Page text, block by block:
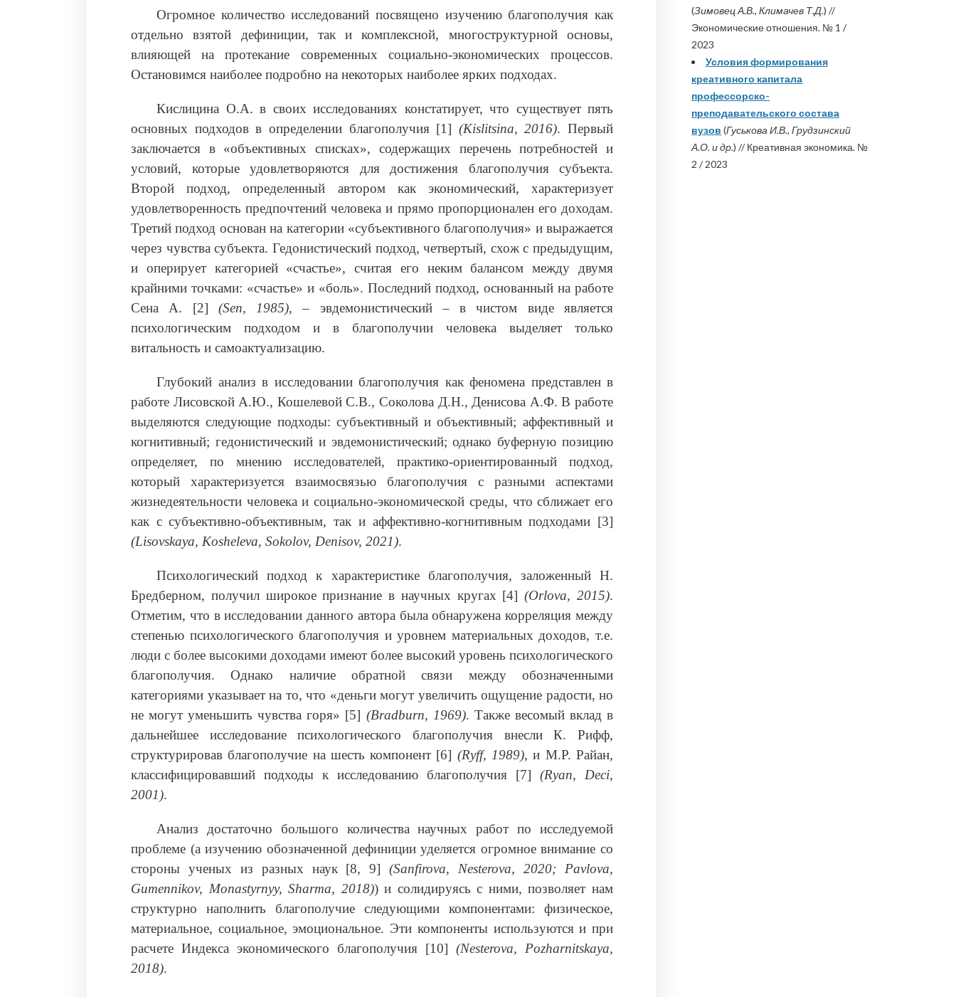
Огромное количество исследований посвящено изучению благополучия как
отдельно взятой дефиниции, так и комплексной, многоструктурной основы,
влияющей на протекание современных социально-экономических процессов.
Остановимся наиболее подробно на некоторых наиболее ярких подходах.
Кислицина О.А. в своих исследованиях констатирует, что существует пять
основных подходов в определении благополучия [1] (Kislitsina, 2016). Первый
заключается в «объективных списках», содержащих перечень потребностей и
условий, которые удовлетворяются для достижения благополучия субъекта.
Второй подход, определенный автором как экономический, характеризует
удовлетворенность предпочтений человека и прямо пропорционален его доходам.
Третий подход основан на категории «субъективного благополучия» и выражается
через чувства субъекта. Гедонистический подход, четвертый, схож с предыдущим,
и оперирует категорией «счастье», считая его неким балансом между двумя
крайними точками: «счастье» и «боль». Последний подход, основанный на работе
Сена А. [2] (Sen, 1985), – эвдемонистический – в чистом виде является
психологическим подходом и в благополучии человека выделяет только
витальность и самоактуализацию.
Глубокий анализ в исследовании благополучия как феномена представлен в
работе Лисовской А.Ю., Кошелевой С.В., Соколова Д.Н., Денисова А.Ф. В работе
выделяются следующие подходы: субъективный и объективный; аффективный и
когнитивный; гедонистический и эвдемонистический; однако буферную позицию
определяет, по мнению исследователей, практико-ориентированный подход,
который характеризуется взаимосвязью благополучия с разными аспектами
жизнедеятельности человека и социально-экономической среды, что сближает его
как с субъективно-объективным, так и аффективно-когнитивным подходами [3]
(Lisovskaya, Kosheleva, Sokolov, Denisov, 2021).
Психологический подход к характеристике благополучия, заложенный Н.
Бредберном, получил широкое признание в научных кругах [4](Orlova, 2015).
Отметим, что в исследовании данного автора была обнаружена корреляция между
степенью психологического благополучия и уровнем материальных доходов, т.е.
люди с более высокими доходами имеют более высокий уровень психологического
благополучия. Однако наличие обратной связи между обозначенными
категориями указывает на то, что «деньги могут увеличить ощущение радости, но
не могут уменьшить чувства горя» [5] (Bradburn, 1969). Также весомый вклад в
дальнейшее исследование психологического благополучия внесли К. Рифф,
структурировав благополучие на шесть компонент [6] (Ryff, 1989), и М.Р. Райан,
классифицировавший подходы к исследованию благополучия [7] (Ryan, Deci,
2001).
Анализ достаточно большого количества научных работ по исследуемой
проблеме (а изучению обозначенной дефиниции уделяется огромное внимание со
стороны ученых из разных наук [8, 9](Sanfirova, Nesterova, 2020; Pavlova,
Gumennikov, Monastyrnyy, Sharma, 2018)) и солидируясь с ними, позволяет нам
структурно наполнить благополучие следующими компонентами: физическое,
материальное, социальное, эмоциональное. Эти компоненты используются и при
расчете Индекса экономического благополучия [10] (Nesterova, Pozharnitskaya,
2018).
(Зимовец А.В., Климачев Т.Д.) //
Экономические отношения. № 1 /
2023
Условия формирования
креативного капитала
профессорско-
преподавательского состава
вузов (Гуськова И.В., Грудзинский
А.О. и др.) // Креативная экономика. №
2 / 2023